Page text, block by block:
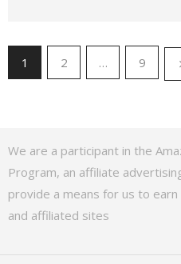
1 2 … 9
We are a participant in the
Program, an affiliate
provide a means for us to
and affiliated sites